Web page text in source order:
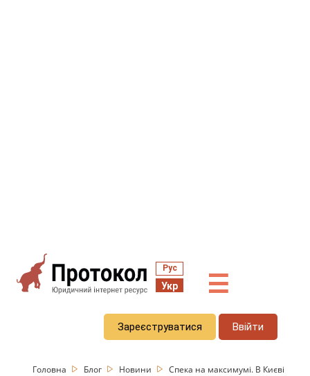
Рус
Укр ☰
Зареєструватися Ввійти
Головна Блог Новини
Спека на максимумі. В Києві